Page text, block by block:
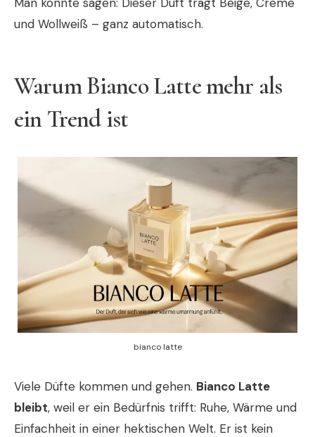
und Wollweiß – ganz automatisch.
Warum Bianco Latte mehr als
ein Trend ist
bianco latte
Viele Düfte kommen und gehen. Bianco Latte
bleibt, weil er ein Bedürfnis trifft: Ruhe, Wärme und
Einfachheit in einer hektischen Welt. Er ist kein